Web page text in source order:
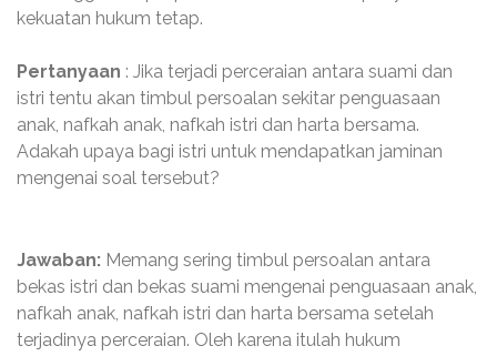
kekuatan hukum tetap.
Pertanyaan : Jika terjadi perceraian antara suami dan
istri tentu akan timbul persoalan sekitar penguasaan
anak, nafkah anak, nafkah istri dan harta bersama.
Adakah upaya bagi istri untuk mendapatkan jaminan
mengenai soal tersebut?
Jawaban: Memang sering timbul persoalan antara
bekas istri dan bekas suami mengenai penguasaan anak,
nafkah anak, nafkah istri dan harta bersama setelah
terjadinya perceraian. Oleh karena itulah hukum